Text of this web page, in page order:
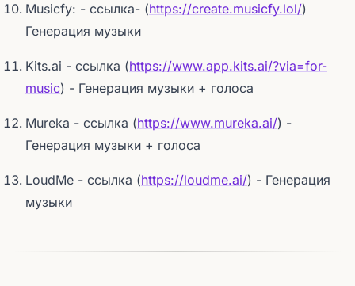
Musicfy: - ссылка- (https://create.musicfy.lol/)
Генерация музыки
Kits.ai - ссылка (https://www.app.kits.ai/?via=for-
music) - Генерация музыки + голоса
Mureka - ссылка (https://www.mureka.ai/) -
Генерация музыки + голоса
LoudMe - ссылка (https://loudme.ai/) - Генерация
музыки